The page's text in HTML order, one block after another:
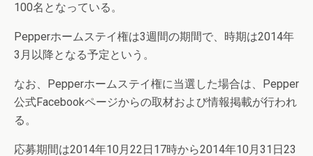
100名となっている。
Pepperホームステイ権は3週間の期間で、時期は2014年
3月以降となる予定という。
なお、Pepperホームステイ権に当選した場合は、Pepper
公式Facebookページからの取材および情報掲載が行われ
る。
応募期間は2014年10月22日17時から2014年10月31日23